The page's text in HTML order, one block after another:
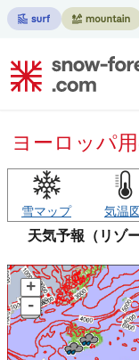
ヨーロッパ
雪マップ 気温
天気予報（リゾ
+
-